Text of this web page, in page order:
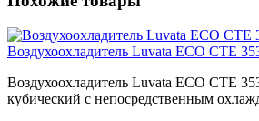
Воздухоохладитель Luvata ECO CTE
Воздухоохладитель Luvata ECO CTE
кубический с непосредственным